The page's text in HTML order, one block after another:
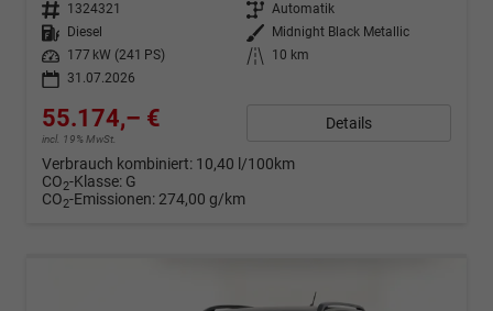
Fahrzeugnr. 1324321 Getriebe Automatik
Kraftstoff
Diesel Außenfarbe
Midnight Black Metallic
Leistung
177 kW (241 PS) Kilometerstand
10 km
31.07.2026
55.174,– €
incl. 19% MwSt.
Details
Verbrauch kombiniert: 10,40 l/100km
CO2-Klasse: G
CO2-Emissionen: 274,00 g/km